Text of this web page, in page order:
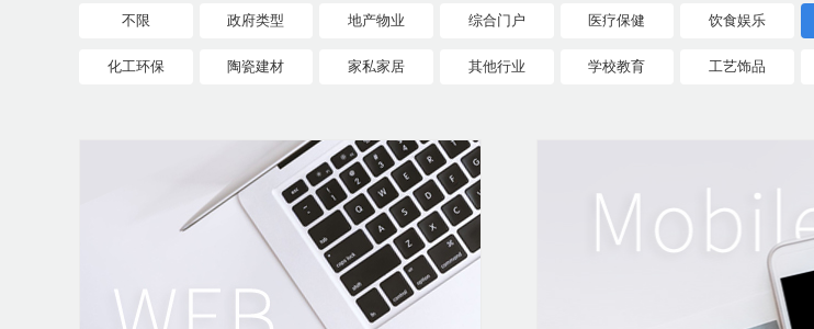
不限 政府类型 地产物业 综合门户 医疗保健 饮食娱乐
化工环保 陶瓷建材 家私家居 其他行业 学校教育 工艺饰品